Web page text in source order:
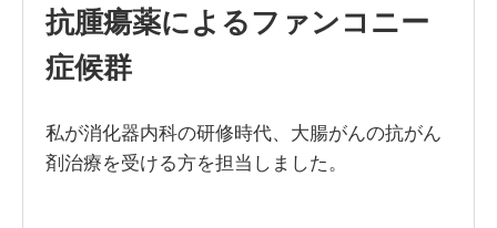
抗腫瘍薬によるファンコニー
症候群
私が消化器内科の研修時代、大腸がんの抗がん
剤治療を受ける方を担当しました。